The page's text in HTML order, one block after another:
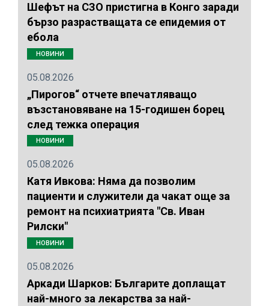
Шефът на СЗО пристигна в Конго заради
бързо разрастващата се епидемия от
ебола
НОВИНИ
05.08.2026
„Пирогов“ отчете впечатляващо
възстановяване на 15-годишен борец
след тежка операция
НОВИНИ
05.08.2026
Катя Ивкова: Няма да позволим
пациенти и служители да чакат още за
ремонт на психиатрията "Св. Иван
Рилски"
НОВИНИ
05.08.2026
Аркади Шарков: Българите доплащат
най-много за лекарства за най-